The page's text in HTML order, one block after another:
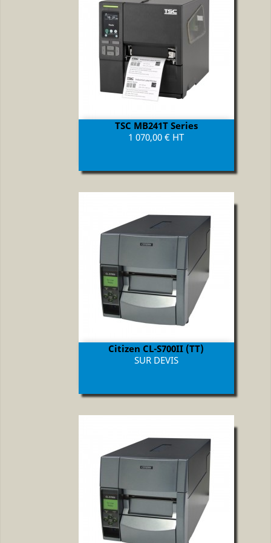
TSC MB241T Series
Prix
1 070,00 € HT
Citizen CL-S700II (TT)
Prix
SUR DEVIS